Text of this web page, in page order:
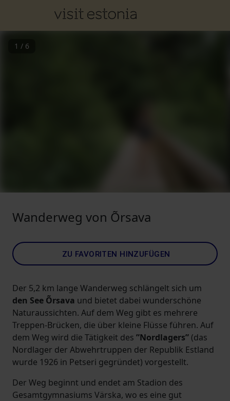
1 / 6
Wanderweg von Õrsava
ZU FAVORITEN HINZUFÜGEN
Der 5,2 km lange Wanderweg schlängelt sich um
den See Õrsava und bietet dabei wunderschöne
Naturaussichten. Auf dem Weg gibt es mehrere
Treppen-Brücken, die über kleine Flüsse führen. Auf
dem Weg wird die Tätigkeit des ”Nordlagers” (das
Nordlager der Abwehrtruppen der Republik Estland
wurde 1926 in Petseri gegründet) vorgestellt.
Der Weg beginnt und endet am Stadion des
Gesamtgymnasiums Värska, wo es eine gut